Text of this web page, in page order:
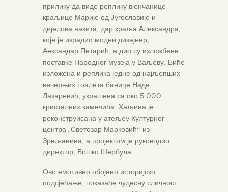
прилику да виде реплику вјенчанице
краљице Марије од Југославије и
дијелова накита, дар краља Александра,
које је израдио модни дизајнер,
Аександар Петарић, а дио су изложбене
поставке Народног музеја у Ваљеву. Биће
изложена и реплика једне од најљепших
вечерњих тоалета банице Наде
Лазаревић, украшена са око 5.000
кристалних камечића. Хаљина је
реконструисана у атељеу Културног
центра „Светозар Марковић“ из
Зрељанина, а пројектом је руководио
директор, Бошко Шербула.
Ово емотивно обојено историјско
подсјећање, показаће чудесну сличност